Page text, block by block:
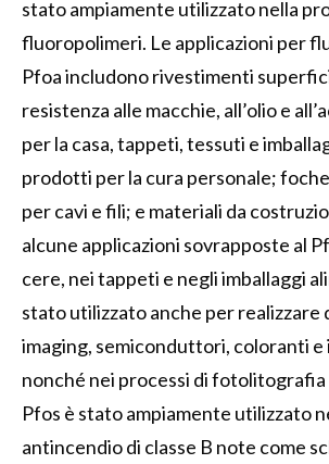
stato ampiamente utilizzato nella
fluoropolimeri. Le applicazioni per
Pfoa includono rivestimenti
resistenza alle macchie, all’olio e
per la casa, tappeti, tessuti e
prodotti per la cura personale;
per cavi e fili; e materiali da
alcune applicazioni sovrapposte al
cere, nei tappeti e negli imballaggi
stato utilizzato anche per realizzare
imaging, semiconduttori, coloranti e
nonché nei processi di fotolitografia
Pfos è stato ampiamente utilizzato
antincendio di classe B note come